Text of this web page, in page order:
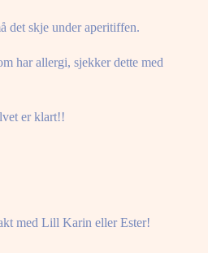
det skje under aperitiffen.
har allergi, sjekker dette med
er klart!!
med Lill Karin eller Ester!